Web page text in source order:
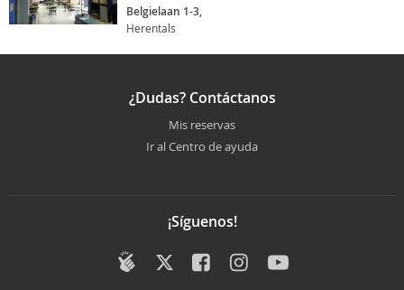
Belgielaan 1-3,
Herentals
¿Dudas? Contáctanos
Mis reservas
Ir al Centro de ayuda
¡Síguenos!